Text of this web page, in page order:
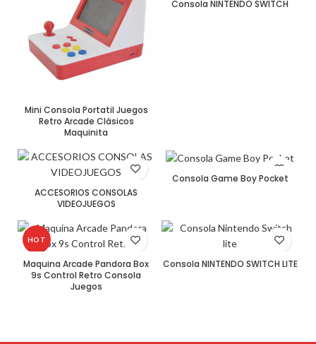
Mini Consola Portatil Juegos
Retro Arcade Clásicos
Maquinita
Consola NINTENDO SWITCH
ACCESORIOS CONSOLAS
VIDEOJUEGOS
Consola Game Boy Pocket
HOT
Maquina Arcade Pandora Box
9s Control Retro Consola
Juegos
Consola NINTENDO SWITCH LITE